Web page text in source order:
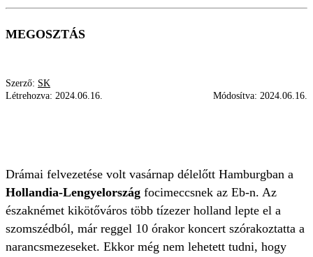
MEGOSZTÁS
Szerző: SK
Létrehozva: 2024.06.16. Módosítva: 2024.06.16.
Drámai felvezetése volt vasárnap délelőtt Hamburgban a
Hollandia-Lengyelország focimeccsnek az Eb-n. Az
északnémet kikötőváros több tízezer holland lepte el a
szomszédból, már reggel 10 órakor koncert szórakoztatta a
narancsmezeseket. Ekkor még nem lehetett tudni, hogy